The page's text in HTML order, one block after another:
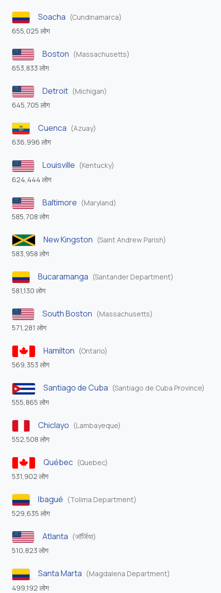
Soacha (Cundinamarca)
655,025 लोग
Boston (Massachusetts)
653,833 लोग
Detroit (Michigan)
645,705 लोग
Cuenca (Azuay)
636,996 लोग
Louisville (Kentucky)
624,444 लोग
Baltimore (Maryland)
585,708 लोग
New Kingston (Saint Andrew Parish)
583,958 लोग
Bucaramanga (Santander Department)
581,130 लोग
South Boston (Massachusetts)
571,281 लोग
Hamilton (Ontario)
569,353 लोग
Santiago de Cuba (Santiago de Cuba Province)
555,865 लोग
Chiclayo (Lambayeque)
552,508 लोग
Québec (Quebec)
531,902 लोग
Ibagué (Tolima Department)
529,635 लोग
Atlanta (जॉर्जिया)
510,823 लोग
Santa Marta (Magdalena Department)
499,192 लोग